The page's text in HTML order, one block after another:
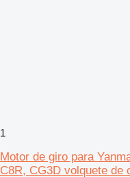
1
Motor de giro para
C8R, CG3D volquete de